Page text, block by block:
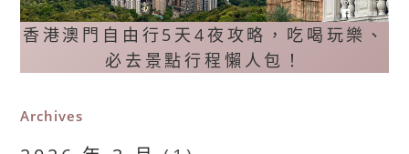
香港澳門自由行5天4夜攻略，吃喝玩樂、
必去景點行程懶人包！
Archives